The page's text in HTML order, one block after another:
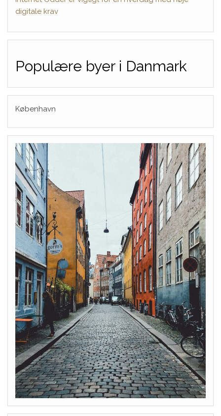
digitale krav
Populære byer i Danmark
København